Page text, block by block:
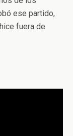
ese partido,
fuera de